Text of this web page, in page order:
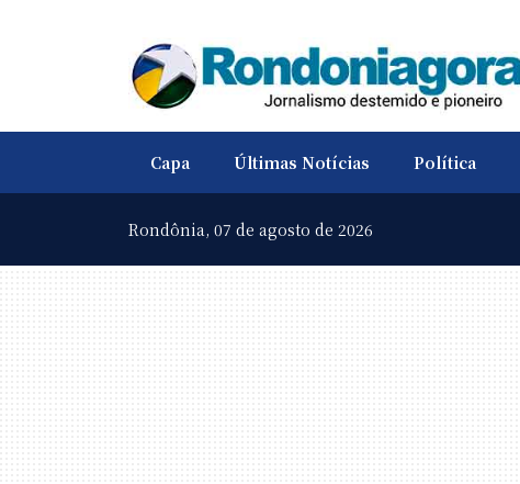
Capa Últimas Notícias Política
Rondônia, 07 de agosto de 2026